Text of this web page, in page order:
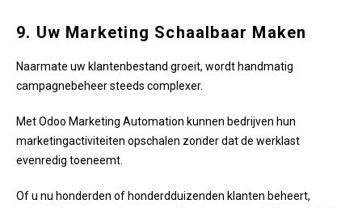
9. Uw Marketing Schaalbaar Maken
Naarmate uw klantenbestand groeit, wordt handmatig
campagnebeheer steeds complexer.
Met Odoo Marketing Automation kunnen bedrijven hun
marketingactiviteiten opschalen zonder dat de werklast
evenredig toeneemt.
Of u nu honderden of honderdduizenden klanten beheert,